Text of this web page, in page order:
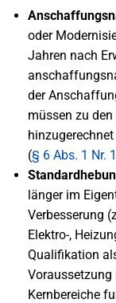
oder
Jahren nach
der
müssen zu
(§ 6 Abs. 1 Nr.
länger im
Verbesserung
Elektro-,
Qualifikation
Voraussetzung
Kernbereiche